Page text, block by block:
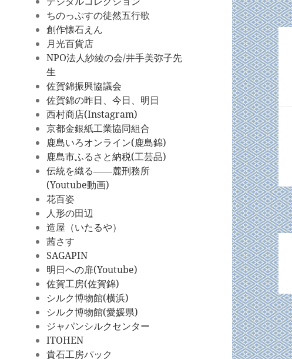
ちのっぷすの徒然五行歌
創作懐石えん
月光百貨店
NPO法人紗綾の会/井手美弥子先
生
佐賀錦振興協議会
佐賀錦の昨日、今日、明日
西村商店(Instagram)
京都金銀紙工業協同組合
鹿島いろオンライン(鹿島錦)
鹿島市ふるさと納税(工芸品)
伝統を織る――麓刑務所
(Youtube動画)
花百姿
人形の田辺
造屋（いたるや）
茜さす
SAGAPIN
明日への扉(Youtube)
佐賀工房(佐賀錦)
シルク博物館(横浜)
シルク博物館(愛媛県)
ジャパンシルクセンター
ITOHEN
貴石工房パック
投
稿
ナ
ビ
ゲ
ー
シ
ョ
ン